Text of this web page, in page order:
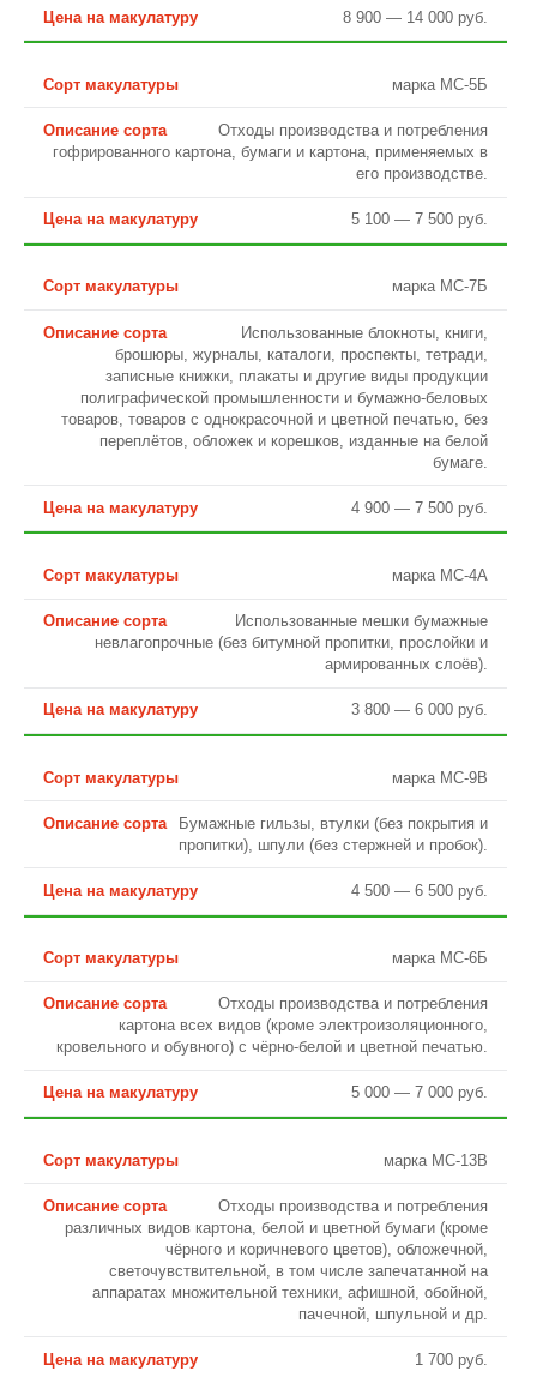
8 900 — 14 000 руб.
марка МС-5Б
Отходы производства и потребления
гофрированного картона, бумаги и картона, применяемых в
его производстве.
5 100 — 7 500 руб.
марка МС-7Б
Использованные блокноты, книги,
брошюры, журналы, каталоги, проспекты, тетради,
записные книжки, плакаты и другие виды продукции
полиграфической промышленности и бумажно-беловых
товаров, товаров с однокрасочной и цветной печатью, без
переплётов, обложек и корешков, изданные на белой
бумаге.
4 900 — 7 500 руб.
марка МС-4А
Использованные мешки бумажные
невлагопрочные (без битумной пропитки, прослойки и
армированных слоёв).
3 800 — 6 000 руб.
марка МС-9В
Бумажные гильзы, втулки (без покрытия и
пропитки), шпули (без стержней и пробок).
4 500 — 6 500 руб.
марка МС-6Б
Отходы производства и потребления
картона всех видов (кроме электроизоляционного,
кровельного и обувного) с чёрно-белой и цветной печатью.
5 000 — 7 000 руб.
марка МС-13В
Отходы производства и потребления
различных видов картона, белой и цветной бумаги (кроме
чёрного и коричневого цветов), обложечной,
светочувствительной, в том числе запечатанной на
аппаратах множительной техники, афишной, обойной,
пачечной, шпульной и др.
1 700 руб.